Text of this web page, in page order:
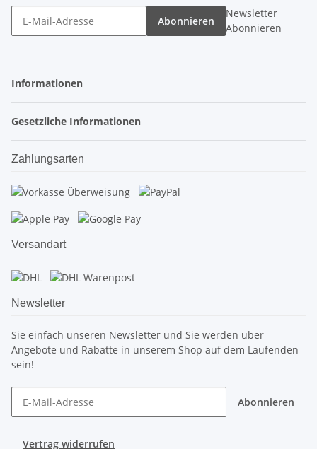
Abonnieren
Newsletter
Abonnieren
Informationen
Gesetzliche Informationen
Zahlungsarten
Versandart
Newsletter
Sie einfach unseren Newsletter und Sie werden über
Angebote und Rabatte in unserem Shop auf dem Laufenden
sein!
Abonnieren
Vertrag widerrufen